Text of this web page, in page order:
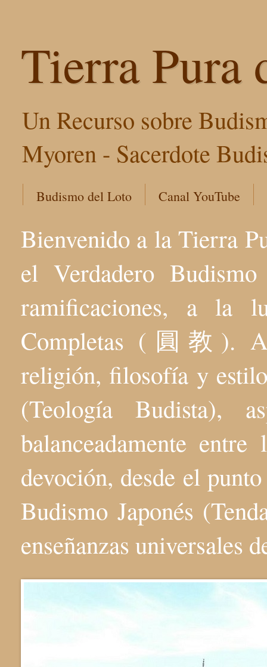
Tierra Pura
Un Recurso sobre
Myoren - Sacerdote
Budismo del Loto Canal YouTube
Bienvenido a la Tierra
el Verdadero
ramificaciones, a la
Completas (圓教).
religión, filosofía y
(Teología Budista),
balanceadamente
devoción, desde el
Budismo Japonés
enseñanzas universales